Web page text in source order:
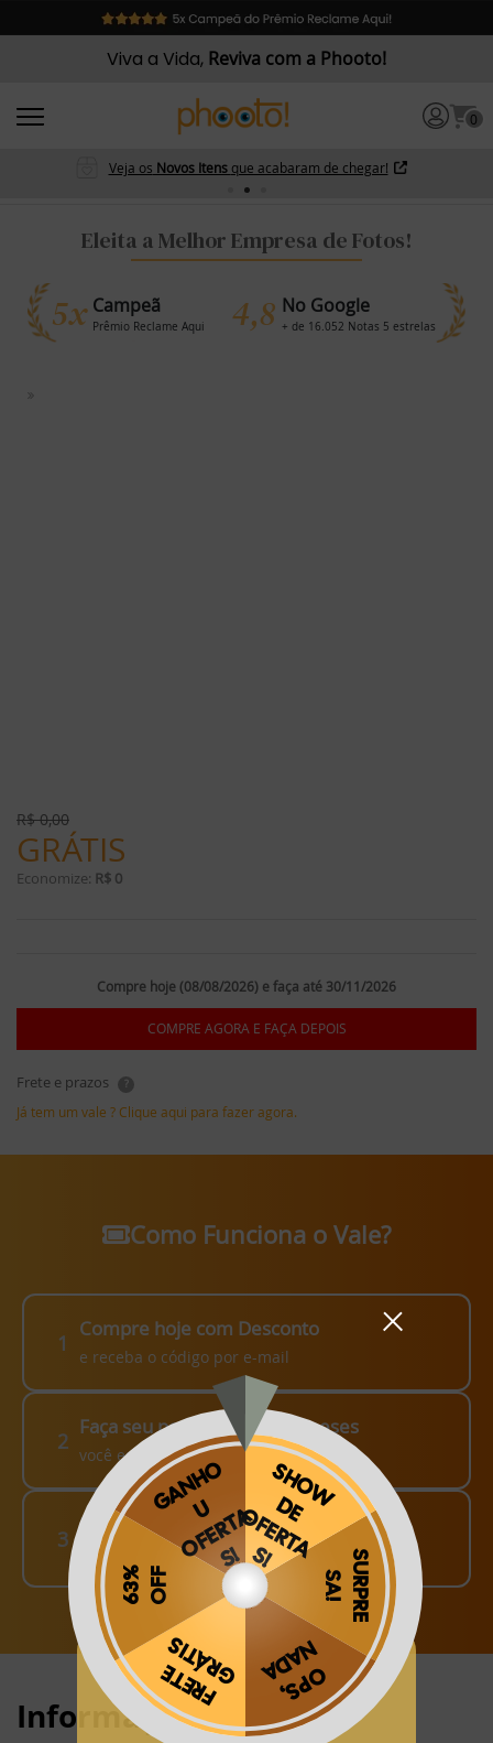
Viva a Vida, Reviva com a Phooto!
0
Veja os Novos Itens que acabaram de chegar!
Eleita a Melhor Empresa de Fotos!
5x Campeã
Prêmio Reclame Aqui 4,8 No Google
+ de 16.052 Notas 5 estrelas
R$0,00
GRÁTIS
Economize: R$ 0
Compre hoje (08/08/2026) e faça até 30/11/2026
COMPRE AGORA E FAÇA DEPOIS
Frete e prazos ?
Já tem um vale ? Clique aqui para fazer agora.
Como Funciona o Vale?
1
Compre hoje com Desconto
e receba o código por e-mail
2
Faça seu pedido em até 3 meses
você escolhe como fazer!
3
Finalize o seu Pedido!
pague o Frete e receba em sua casa
Informações:
Obrigado por se cadastrar na
Aproveite e receba as novidades e ofertas exclusivas da